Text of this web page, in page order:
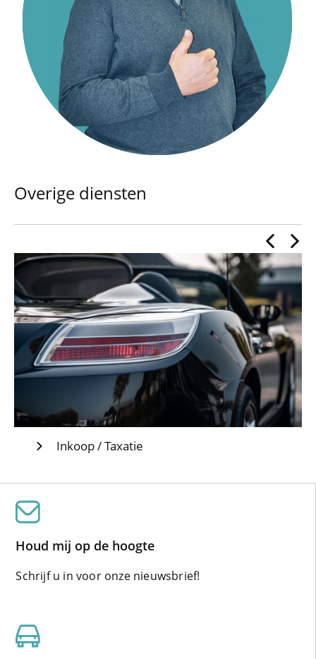
Overige diensten
Inkoop / Taxatie
Houd mij op de hoogte
Schrijf u in voor onze nieuwsbrief!